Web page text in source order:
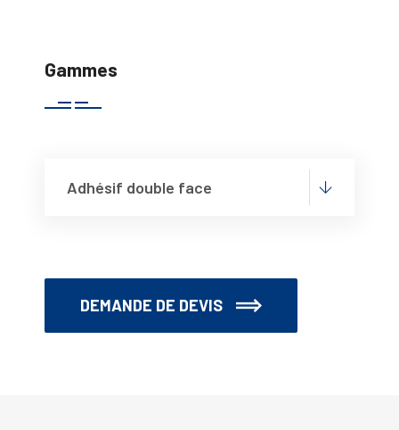
Gammes
Adhésif double face
DEMANDE DE DEVIS